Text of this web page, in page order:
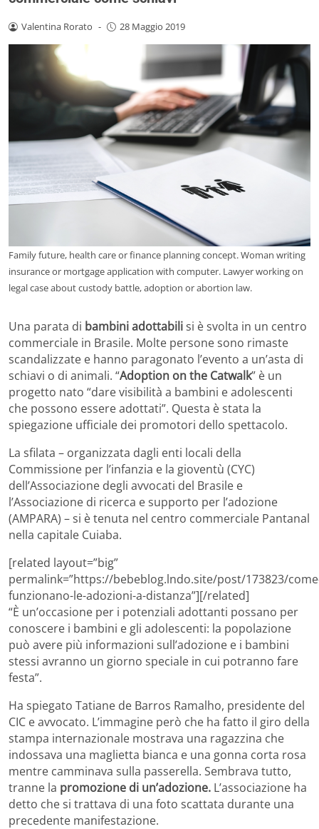
Valentina Rorato - 28 Maggio 2019
Family future, health care or finance planning concept. Woman writing
insurance or mortgage application with computer. Lawyer working on
legal case about custody battle, adoption or abortion law.
Una parata di bambini adottabilisi è svolta in un centro
commerciale in Brasile. Molte persone sono rimaste
scandalizzate e hanno paragonato l’evento a un’asta di
schiavi o di animali. “Adoption on the Catwalk” è un
progetto nato “dare visibilità a bambini e adolescenti
che possono essere adottati”. Questa è stata la
spiegazione ufficiale dei promotori dello spettacolo.
La sfilata – organizzata dagli enti locali della
Commissione per l’infanzia e la gioventù (CYC)
dell’Associazione degli avvocati del Brasile e
l’Associazione di ricerca e supporto per l’adozione
(AMPARA) – si è tenuta nel centro commerciale Pantanal
nella capitale Cuiaba.
[related layout=”big”
permalink=”https://bebeblog.lndo.site/post/173823/
funzionano-le-adozioni-a-distanza”][/related]
“È un’occasione per i potenziali adottanti possano per
conoscere i bambini e gli adolescenti: la popolazione
può avere più informazioni sull’adozione e i bambini
stessi avranno un giorno speciale in cui potranno fare
festa”.
Ha spiegato Tatiane de Barros Ramalho, presidente del
CIC e avvocato. L’immagine però che ha fatto il giro della
stampa internazionale mostrava una ragazzina che
indossava una maglietta bianca e una gonna corta rosa
mentre camminava sulla passerella. Sembrava tutto,
tranne la promozione di un’adozione. L’associazione ha
detto che si trattava di una foto scattata durante una
precedente manifestazione.